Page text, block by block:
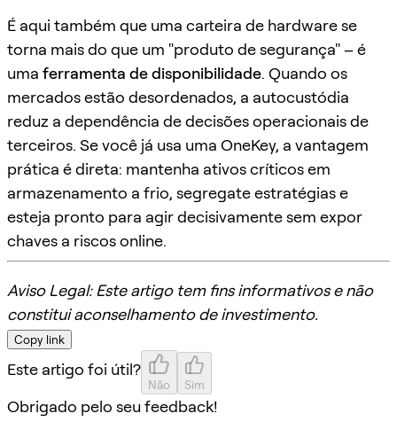
É aqui também que uma carteira de hardware se
torna mais do que um "produto de segurança" – é
uma ferramenta de disponibilidade. Quando os
mercados estão desordenados, a autocustódia
reduz a dependência de decisões operacionais de
terceiros. Se você já usa uma OneKey, a vantagem
prática é direta: mantenha ativos críticos em
armazenamento a frio, segregate estratégias e
esteja pronto para agir decisivamente sem expor
chaves a riscos online.
Aviso Legal: Este artigo tem fins informativos e não
constitui aconselhamento de investimento.
Copy link
Este artigo foi útil?
Não Sim
Obrigado pelo seu feedback!